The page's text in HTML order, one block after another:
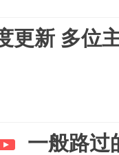
更新 多位
一般路过